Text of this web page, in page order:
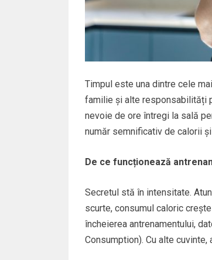
Timpul este una dintre cele
familie și alte responsabilități
nevoie de ore întregi la sală
număr semnificativ de calorii
De ce funcționează
Secretul stă în intensitate.
scurte, consumul caloric
încheierea antrenamentului,
Consumption). Cu alte